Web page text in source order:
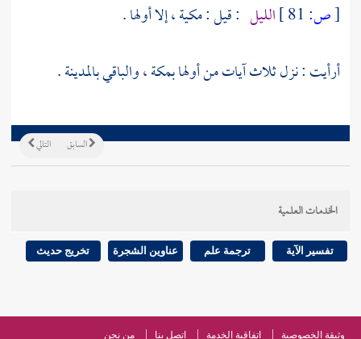
[ص: الليل : قيل : مكية ، إلا أولها .
أرأيت : نزل ثلاث آيات من أولهابمكة، والباقيبالمدينة.
التالي السابق
الخدمات العلمية
تفسير الآية ترجمة علم عناوين الشجرة تخريج حديث
وثيقة الخصوصية اتفاقية الخدمة اتصل بنا من نحن